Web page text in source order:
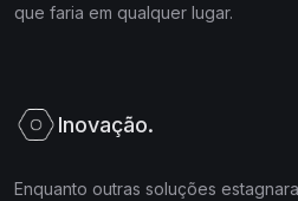
que faria em qualquer lugar.
Inovação.
Enquanto outras soluções